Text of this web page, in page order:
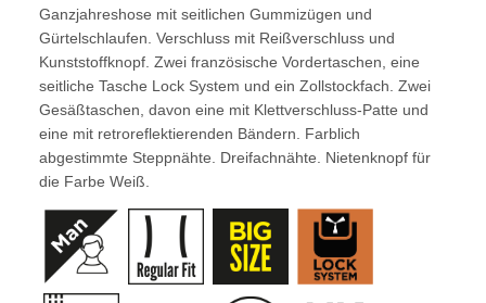
Ganzjahreshose mit seitlichen Gummizügen und
Gürtelschlaufen. Verschluss mit Reißverschluss und
Kunststoffknopf. Zwei französische Vordertaschen, eine
seitliche Tasche Lock System und ein Zollstockfach. Zwei
Gesäßtaschen, davon eine mit Klettverschluss-Patte und
eine mit retroreflektierenden Bändern. Farblich
abgestimmte Steppnähte. Dreifachnähte. Nietenknopf für
die Farbe Weiß.